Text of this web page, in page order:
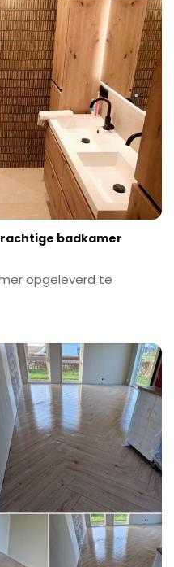
badkamer
opgeleverd te